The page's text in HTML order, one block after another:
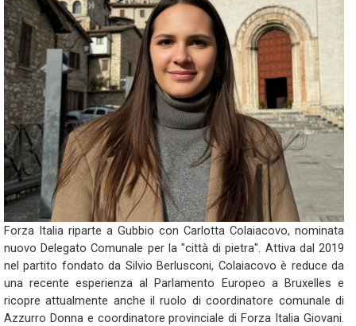
Forza Italia riparte a Gubbio con Carlotta Colaiacovo, nominata
nuovo Delegato Comunale per la "città di pietra". Attiva dal 2019
nel partito fondato da Silvio Berlusconi, Colaiacovo è reduce da
una recente esperienza al Parlamento Europeo a Bruxelles e
ricopre attualmente anche il ruolo di coordinatore comunale di
Azzurro Donna e coordinatore provinciale di Forza Italia Giovani.